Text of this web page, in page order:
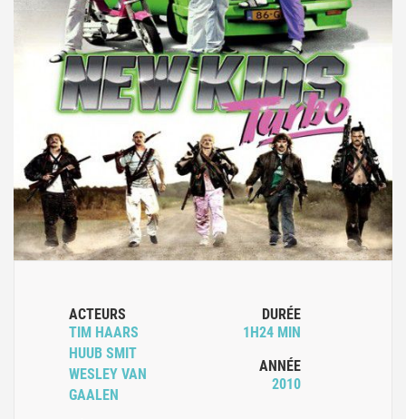
ACTEURS
TIM HAARS
HUUB SMIT
WESLEY VAN
GAALEN
DURÉE
1H24 MIN
ANNÉE
2010